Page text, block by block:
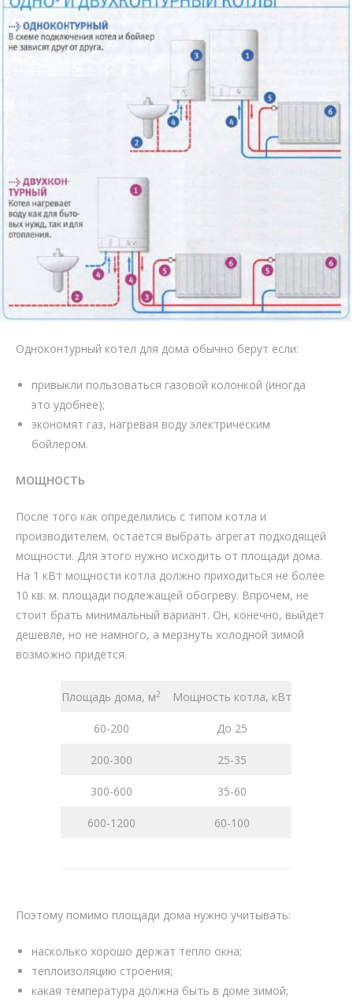
Одноконтурный котел для дома обычно берут если:
привыкли пользоваться газовой колонкой (иногда
это удобнее);
экономят газ, нагревая воду электрическим
бойлером.
МОЩНОСТЬ
После того как определились с типом котла и
производителем, остается выбрать агрегат подходящей
мощности. Для этого нужно исходить от площади дома.
На 1 кВт мощности котла должно приходиться не более
10 кв. м. площади подлежащей обогреву. Впрочем, не
стоит брать минимальный вариант. Он, конечно, выйдет
дешевле, но не намного, а мерзнуть холодной зимой
возможно придется.
Площадь дома, м2 Мощность котла, кВт
60-200 До 25
200-300 25-35
300-600 35-60
600-1200 60-100
Поэтому помимо площади дома нужно учитывать:
насколько хорошо держат тепло окна;
теплоизоляцию строения;
какая температура должна быть в доме зимой;